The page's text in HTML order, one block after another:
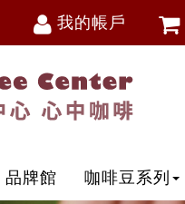
我的帳戶
忘記密碼
加入會員
VIP申請
品牌館 咖啡豆系列